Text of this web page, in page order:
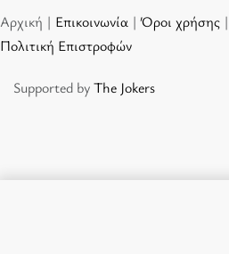
Αρχική | Επικοινωνία |Όροι χρήσης |
Πολιτική Επιστροφών
Supported byThe Jokers